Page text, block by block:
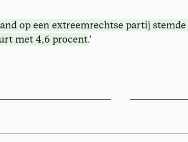
op een extreemrechtse partij stemde
met 4,6 procent.’